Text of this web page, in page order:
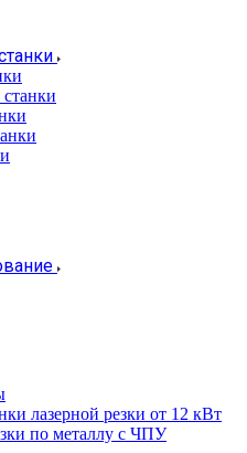
лазерной резки от 12 кВт
по металлу с ЧПУ